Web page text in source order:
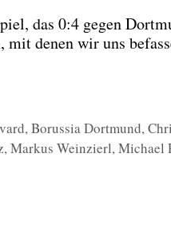
das 0:4 gegen
mit denen wir uns
,Borussia Dortmund,
,Markus Weinzierl,Michael